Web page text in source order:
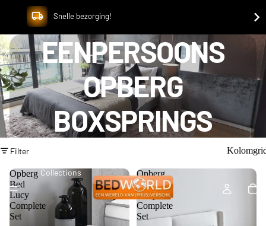
Snelle bezorging!
Collections
EENPERSOONS
OPBERG
BOXSPRINGS
Filter
Opberg
Bed
Lucy
Complete
Set
Opberg
Bed
Ruby
Complete
Set